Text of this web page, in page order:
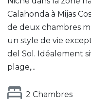
Calahonda à Mijas
de deux chambres
un style de vie
del Sol. Idéalement
plage,...
2 Chambres